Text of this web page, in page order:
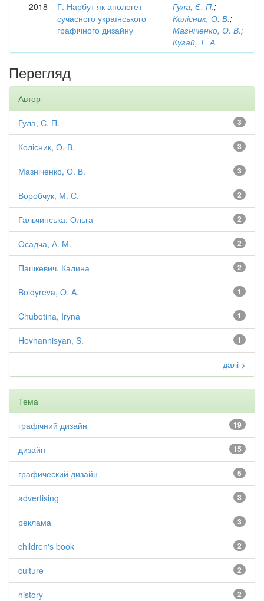
2018
Г. Нарбут як апологет
сучасного українського
графічного дизайну
Гула, Є. П.;
Колісник, О. В.;
Мазніченко, О. В.;
Кугай, Т. А.
Перегляд
Автор
3
Гула, Є. П.
3
Колісник, О. В.
3
Мазніченко, О. В.
2
Воробчук, М. С.
2
Гальчинська, Ольга
2
Осадча, А. М.
2
Пашкевич, Калина
1
Boldyreva, O. A.
1
Chubotina, Iryna
1
Hovhannisyan, S.
далі >
Тема
19
графічний дизайн
15
дизайн
5
графический дизайн
3
advertising
3
реклама
2
children's book
2
culture
2
history